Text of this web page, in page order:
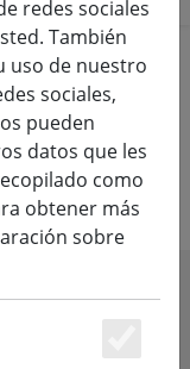
redes sociales
También
uso de nuestro
sociales,
pueden
datos que les
como
obtener más
sobre